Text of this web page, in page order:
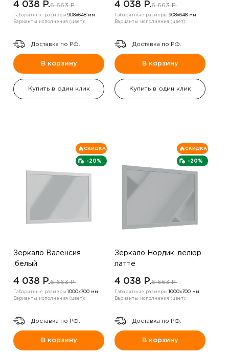
4 038 P.6 663 P.
Габаритные размеры:908х648 мм
Варианты исполнения (цвет):
Доставка по РФ.
В корзину
Купить в один клик
4 038 P.6 663 P.
Габаритные размеры:908х648 мм
Варианты исполнения (цвет):
Доставка по РФ.
В корзину
Купить в один клик
-20%
СКИДКА
Зеркало Валенсия
,белый
4 038 P.6 663 P.
Габаритные размеры: 1000х700 мм
Варианты исполнения (цвет):
Доставка по РФ.
В корзину
-20%
СКИДКА
Зеркало Нордик ,велюр
латте
4 038 P.6 663 P.
Габаритные размеры: 1000х700 мм
Варианты исполнения (цвет):
Доставка по РФ.
В корзину